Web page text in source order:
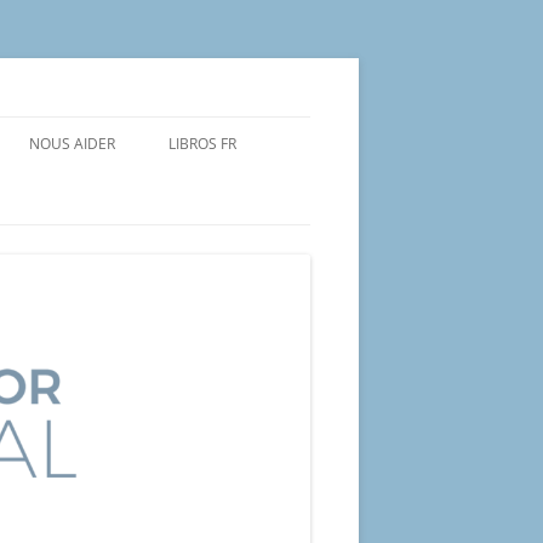
NOUS AIDER LIBROS FR